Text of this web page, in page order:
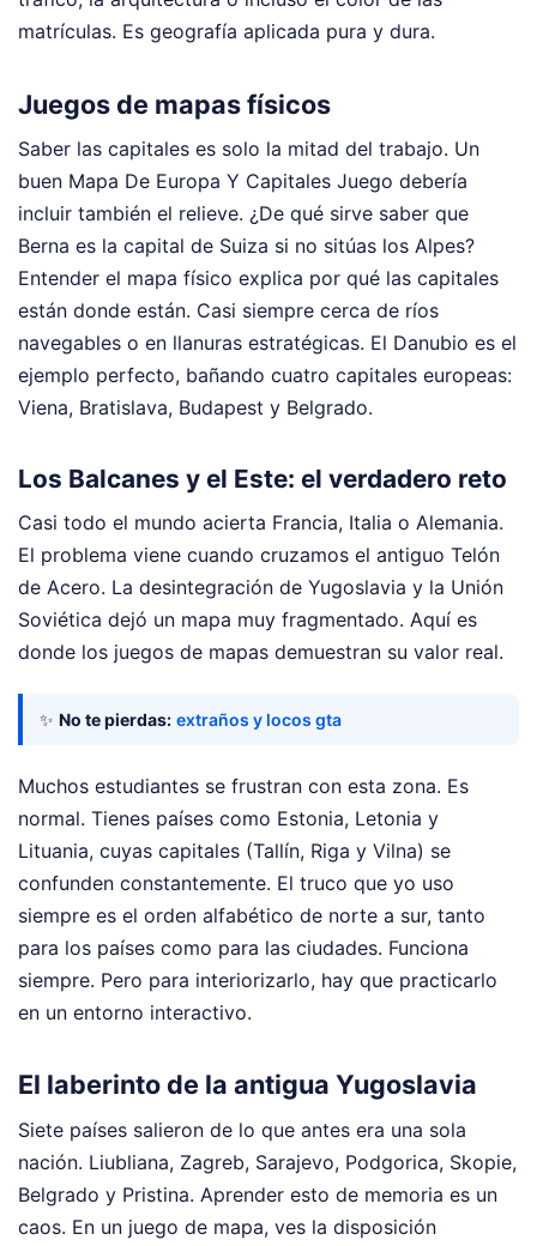
matrículas. Es geografía aplicada pura y dura.
Juegos de mapas físicos
Saber las capitales es solo la mitad del trabajo. Un
buen Mapa De Europa Y Capitales Juego debería
incluir también el relieve. ¿De qué sirve saber que
Berna es la capital de Suiza si no sitúas los Alpes?
Entender el mapa físico explica por qué las capitales
están donde están. Casi siempre cerca de ríos
navegables o en llanuras estratégicas. El Danubio es el
ejemplo perfecto, bañando cuatro capitales europeas:
Viena, Bratislava, Budapest y Belgrado.
Los Balcanes y el Este: el verdadero reto
Casi todo el mundo acierta Francia, Italia o Alemania.
El problema viene cuando cruzamos el antiguo Telón
de Acero. La desintegración de Yugoslavia y la Unión
Soviética dejó un mapa muy fragmentado. Aquí es
donde los juegos de mapas demuestran su valor real.
✨ No te pierdas: extraños y locos gta
Muchos estudiantes se frustran con esta zona. Es
normal. Tienes países como Estonia, Letonia y
Lituania, cuyas capitales (Tallín, Riga y Vilna) se
confunden constantemente. El truco que yo uso
siempre es el orden alfabético de norte a sur, tanto
para los países como para las ciudades. Funciona
siempre. Pero para interiorizarlo, hay que practicarlo
en un entorno interactivo.
El laberinto de la antigua Yugoslavia
Siete países salieron de lo que antes era una sola
nación. Liubliana, Zagreb, Sarajevo, Podgorica, Skopie,
Belgrado y Pristina. Aprender esto de memoria es un
caos. En un juego de mapa, ves la disposición